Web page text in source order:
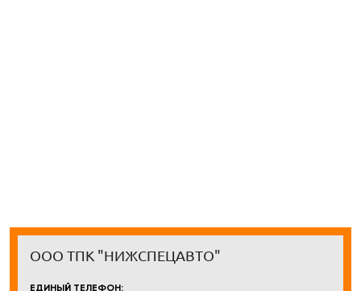
ООО ТПК "НИЖСПЕЦАВТО"
ЕДИНЫЙ ТЕЛЕФОН: